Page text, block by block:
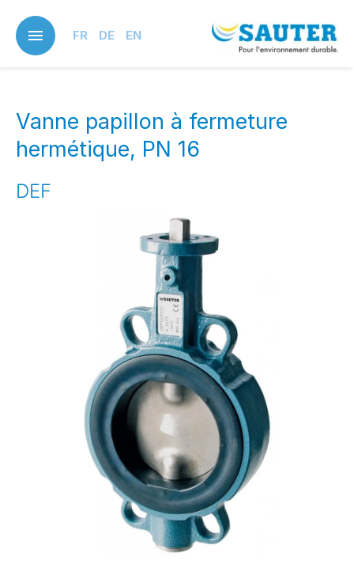
main
content
FR DE EN
Vanne papillon à fermeture
hermétique, PN 16
DEF